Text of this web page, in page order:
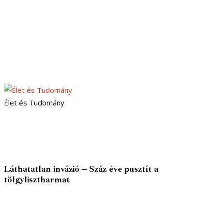
Élet és Tudomány
Láthatatlan invázió – Száz éve pusztít a
tölgylisztharmat